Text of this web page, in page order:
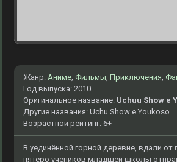
Жанр: Аниме, Фильмы, Приключения,
Год выпуска: 2010
Оригинальное название: Uchuu Show e
Другие названия: Uchu Show e Youkoso
Возрастной рейтинг: 6+
В уединённой горной деревне, вдали от
пятеро учеников младшей школы